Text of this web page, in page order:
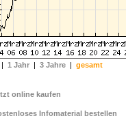
| 1 Jahr | 3 Jahre | gesamt
online kaufen
Infomaterial bestellen